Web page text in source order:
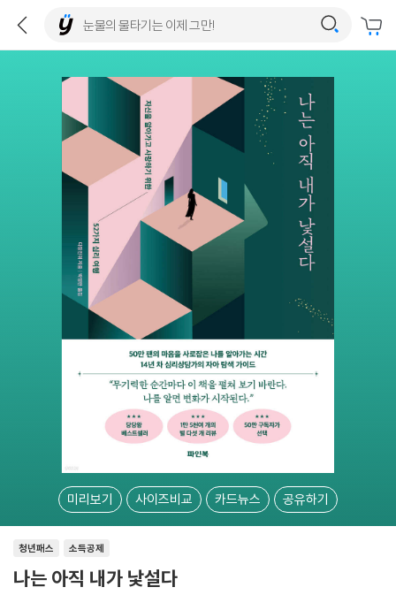
미리보기 사이즈비교 카드뉴스 공유하기
소득공제
청년패스
나는 아직 내가 낯설다